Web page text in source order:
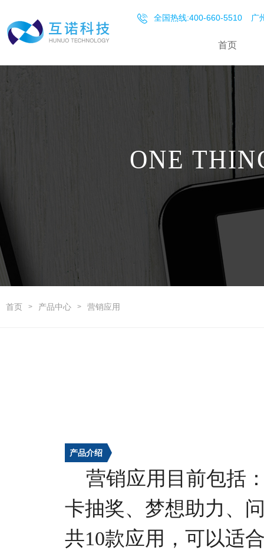
全国热线:400-660-5510 广
首页
ONE
首页 > 产品中心 > 营销应用
产品介绍
营销应用目前包括
卡抽奖、梦想助力、
共10款应用，可以适